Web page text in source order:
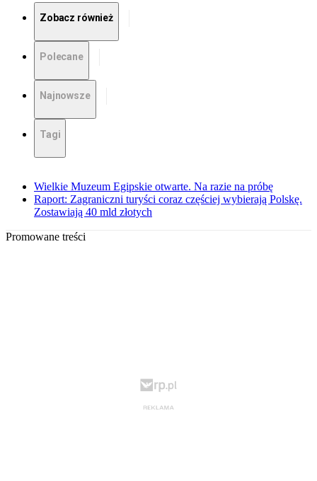
Zobacz również
Polecane
Najnowsze
Tagi
Wielkie Muzeum Egipskie otwarte. Na razie na próbę
Raport: Zagraniczni turyści coraz częściej wybierają Polskę.
Zostawiają 40 mld złotych
Promowane treści